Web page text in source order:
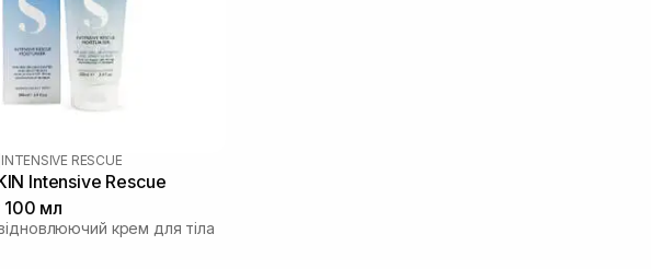
INTENSIVE RESCUE
Intensive Rescue
100 мл
крем для тіла